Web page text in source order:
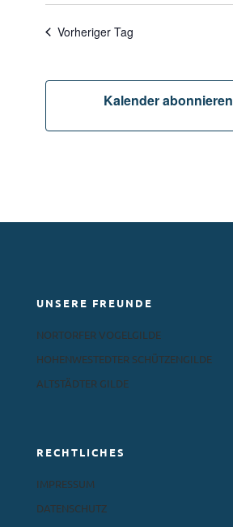
Vorheriger Tag
Kalender abonnieren
UNSERE FREUNDE
NORTORFER VOGELGILDE
HOHENWESTEDTER SCHÜTZENGILDE
ALTSTÄDTER GILDE
RECHTLICHES
IMPRESSUM
DATENSCHUTZ